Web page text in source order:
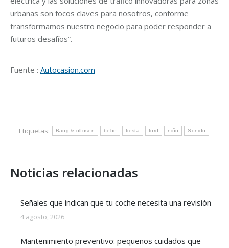
urbanas son focos claves para nosotros, conforme
transformamos nuestro negocio para poder responder a
futuros desafíos”.
Fuente : Autocasion.com
Etiquetas: Bang & olfusen bebe fiesta ford niño Sonido
Noticias relacionadas
Señales que indican que tu coche necesita una revisión
4 agosto, 2026
Mantenimiento preventivo: pequeños cuidados que